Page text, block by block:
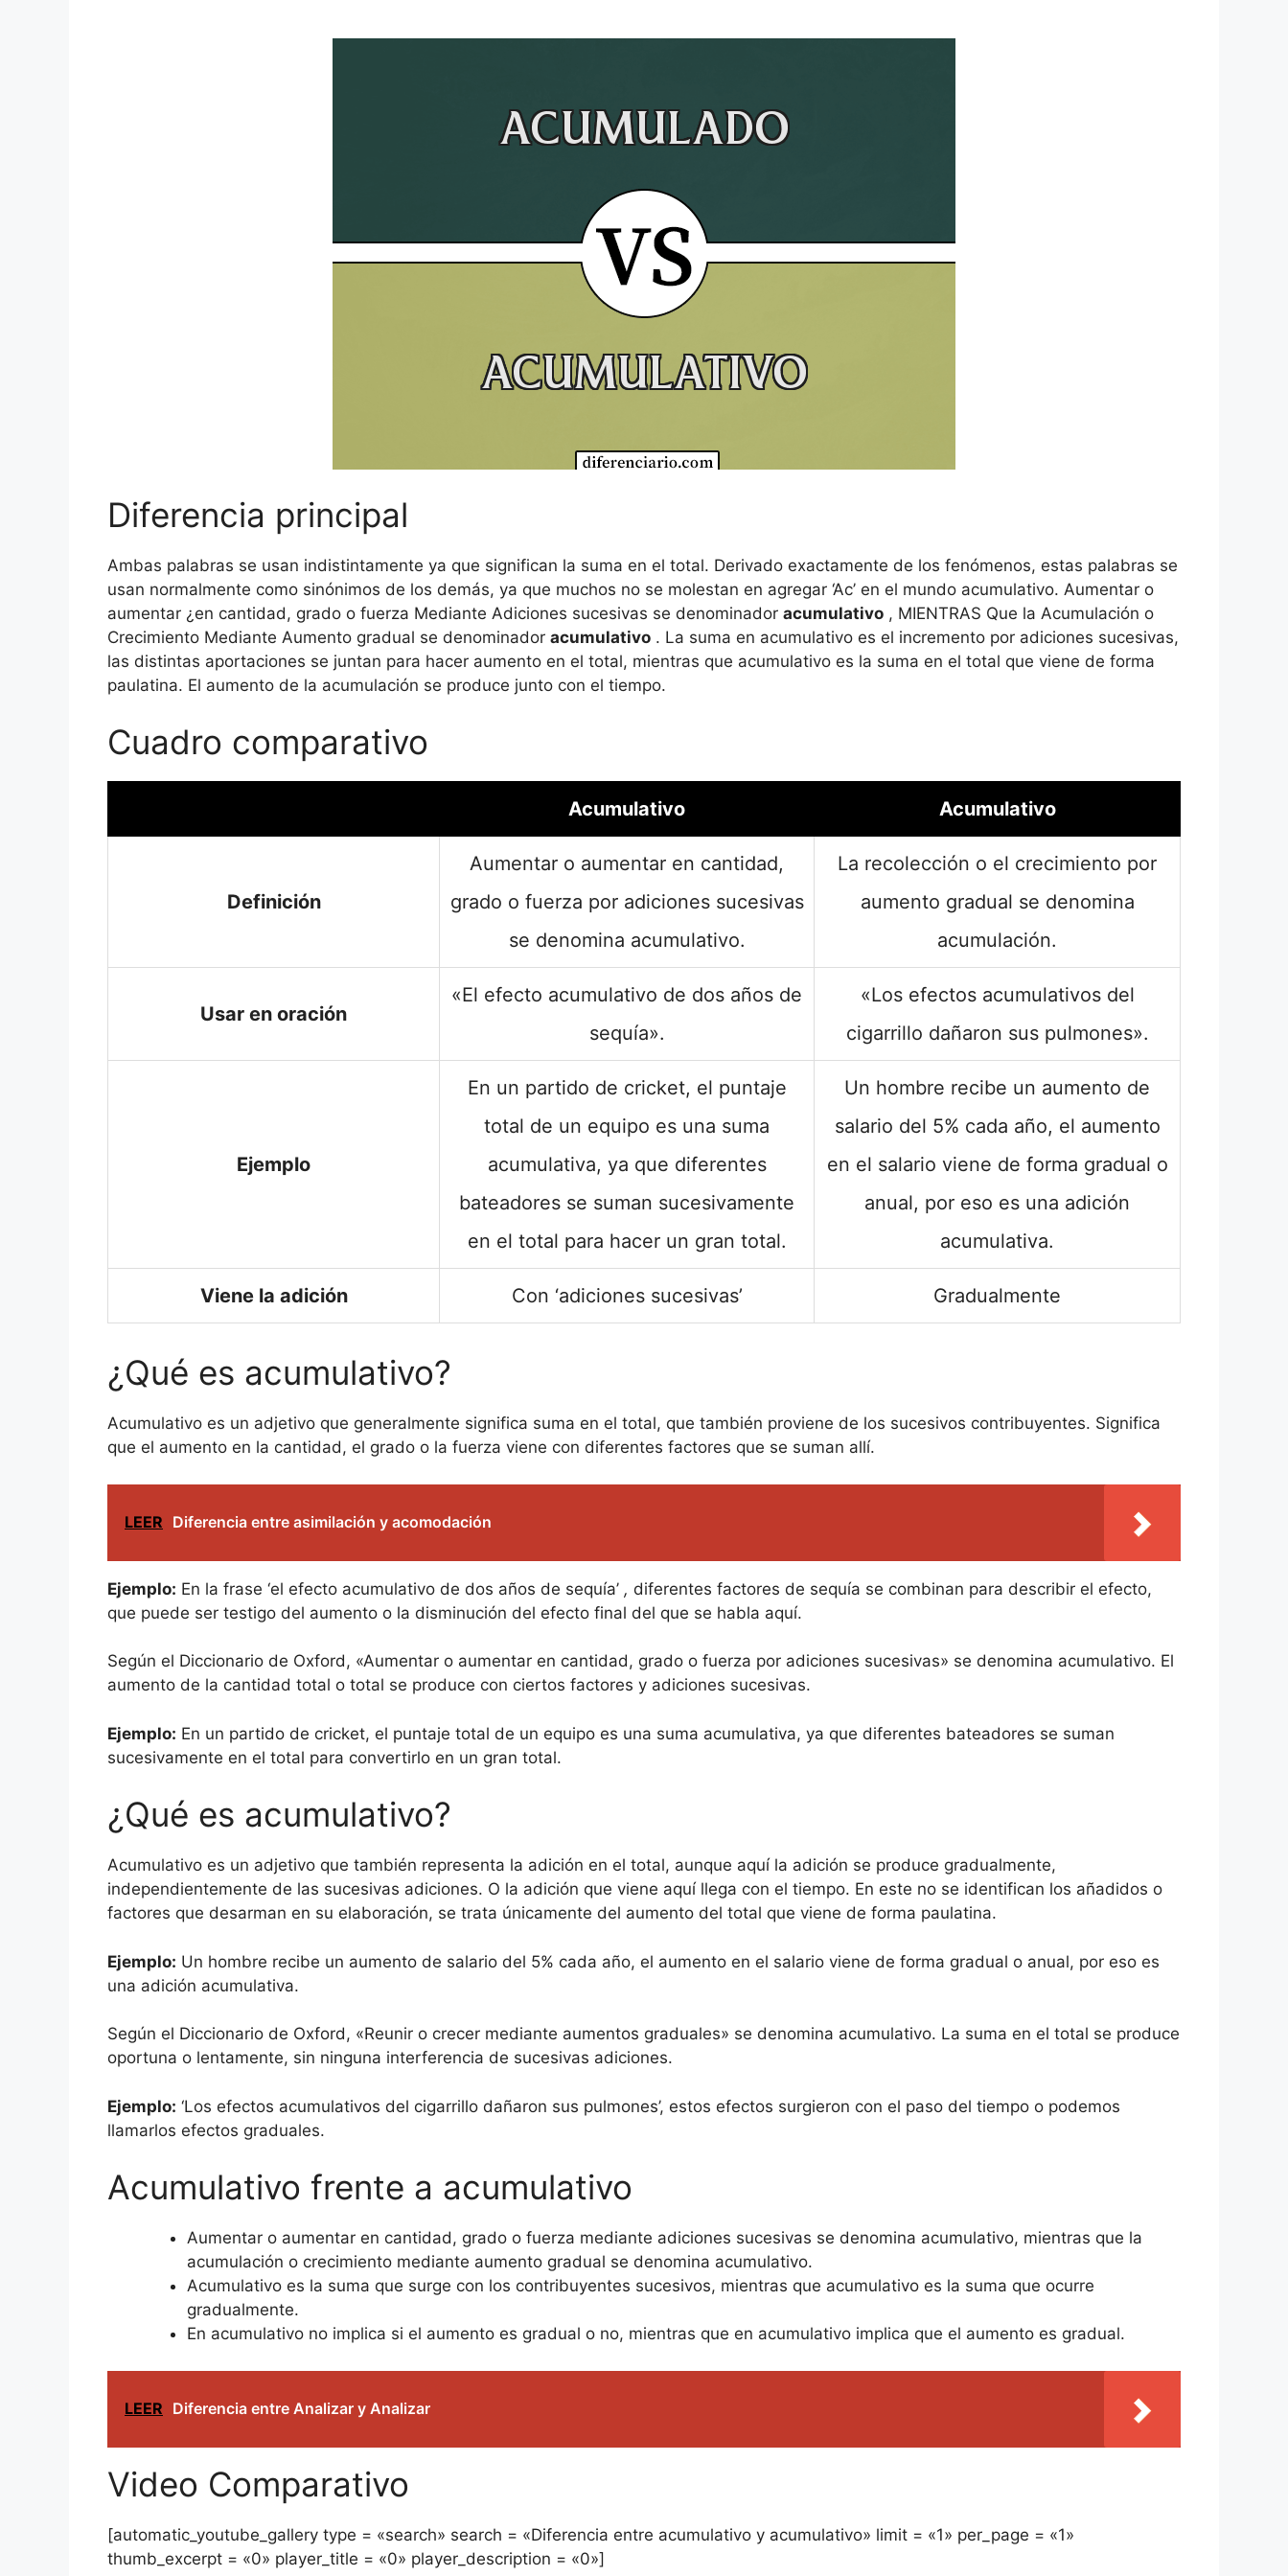
Diferencia principal
Ambas palabras se usan indistintamente ya que significan la suma en el total. Derivado exactamente de los fenómenos, estas palabras se
usan normalmente como sinónimos de los demás, ya que muchos no se molestan en agregar ‘Ac’ en el mundo acumulativo. Aumentar o
aumentar ¿en cantidad, grado o fuerza Mediante Adiciones sucesivas se denominador acumulativo , MIENTRAS Que la Acumulación o
Crecimiento Mediante Aumento gradual se denominador acumulativo . La suma en acumulativo es el incremento por adiciones sucesivas,
las distintas aportaciones se juntan para hacer aumento en el total, mientras que acumulativo es la suma en el total que viene de forma
paulatina. El aumento de la acumulación se produce junto con el tiempo.
Cuadro comparativo
Acumulativo Acumulativo
Definición
Aumentar o aumentar en cantidad,
grado o fuerza por adiciones sucesivas
se denomina acumulativo.
La recolección o el crecimiento por
aumento gradual se denomina
acumulación.
Usar en oración
«El efecto acumulativo de dos años de
sequía».
«Los efectos acumulativos del
cigarrillo dañaron sus pulmones».
Ejemplo
En un partido de cricket, el puntaje
total de un equipo es una suma
acumulativa, ya que diferentes
bateadores se suman sucesivamente
en el total para hacer un gran total.
Un hombre recibe un aumento de
salario del 5% cada año, el aumento
en el salario viene de forma gradual o
anual, por eso es una adición
acumulativa.
Viene la adición Con ‘adiciones sucesivas’ Gradualmente
¿Qué es acumulativo?
Acumulativo es un adjetivo que generalmente significa suma en el total, que también proviene de los sucesivos contribuyentes. Significa
que el aumento en la cantidad, el grado o la fuerza viene con diferentes factores que se suman allí.
LEER Diferencia entre asimilación y acomodación
Ejemplo: En la frase ‘el efecto acumulativo de dos años de sequía’ , diferentes factores de sequía se combinan para describir el efecto,
que puede ser testigo del aumento o la disminución del efecto final del que se habla aquí.
Según el Diccionario de Oxford, «Aumentar o aumentar en cantidad, grado o fuerza por adiciones sucesivas» se denomina acumulativo. El
aumento de la cantidad total o total se produce con ciertos factores y adiciones sucesivas.
Ejemplo: En un partido de cricket, el puntaje total de un equipo es una suma acumulativa, ya que diferentes bateadores se suman
sucesivamente en el total para convertirlo en un gran total.
¿Qué es acumulativo?
Acumulativo es un adjetivo que también representa la adición en el total, aunque aquí la adición se produce gradualmente,
independientemente de las sucesivas adiciones. O la adición que viene aquí llega con el tiempo. En este no se identifican los añadidos o
factores que desarman en su elaboración, se trata únicamente del aumento del total que viene de forma paulatina.
Ejemplo: Un hombre recibe un aumento de salario del 5% cada año, el aumento en el salario viene de forma gradual o anual, por eso es
una adición acumulativa.
Según el Diccionario de Oxford, «Reunir o crecer mediante aumentos graduales» se denomina acumulativo. La suma en el total se produce
oportuna o lentamente, sin ninguna interferencia de sucesivas adiciones.
Ejemplo: ‘Los efectos acumulativos del cigarrillo dañaron sus pulmones’, estos efectos surgieron con el paso del tiempo o podemos
llamarlos efectos graduales.
Acumulativo frente a acumulativo
Aumentar o aumentar en cantidad, grado o fuerza mediante adiciones sucesivas se denomina acumulativo, mientras que la
acumulación o crecimiento mediante aumento gradual se denomina acumulativo.
Acumulativo es la suma que surge con los contribuyentes sucesivos, mientras que acumulativo es la suma que ocurre
gradualmente.
En acumulativo no implica si el aumento es gradual o no, mientras que en acumulativo implica que el aumento es gradual.
LEER Diferencia entre Analizar y Analizar
Video Comparativo
[automatic_youtube_gallery type = «search» search = «Diferencia entre acumulativo y acumulativo» limit = «1» per_page = «1»
thumb_excerpt = «0» player_title = «0» player_description = «0»]